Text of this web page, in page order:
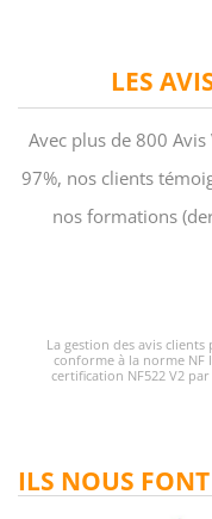
LES
Avec plus de 800
97%, nos clients
nos formations
La gestion des avis
conforme à la norme NF
certification NF522 V2
ILS NOUS